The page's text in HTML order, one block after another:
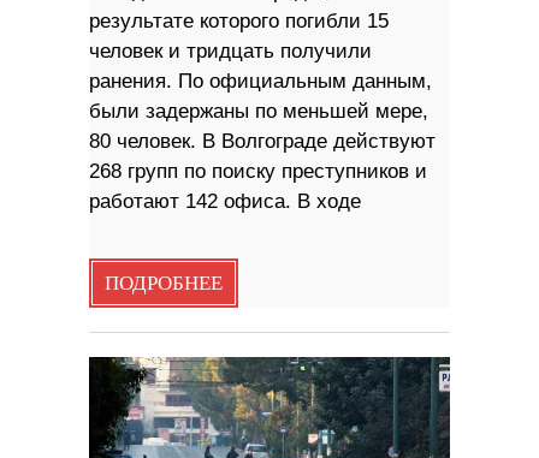
результате которого погибли 15
человек и тридцать получили
ранения. По официальным данным,
были задержаны по меньшей мере,
80 человек. В Волгограде действуют
268 групп по поиску преступников и
работают 142 офиса. В ходе
ПОДРОБНЕЕ